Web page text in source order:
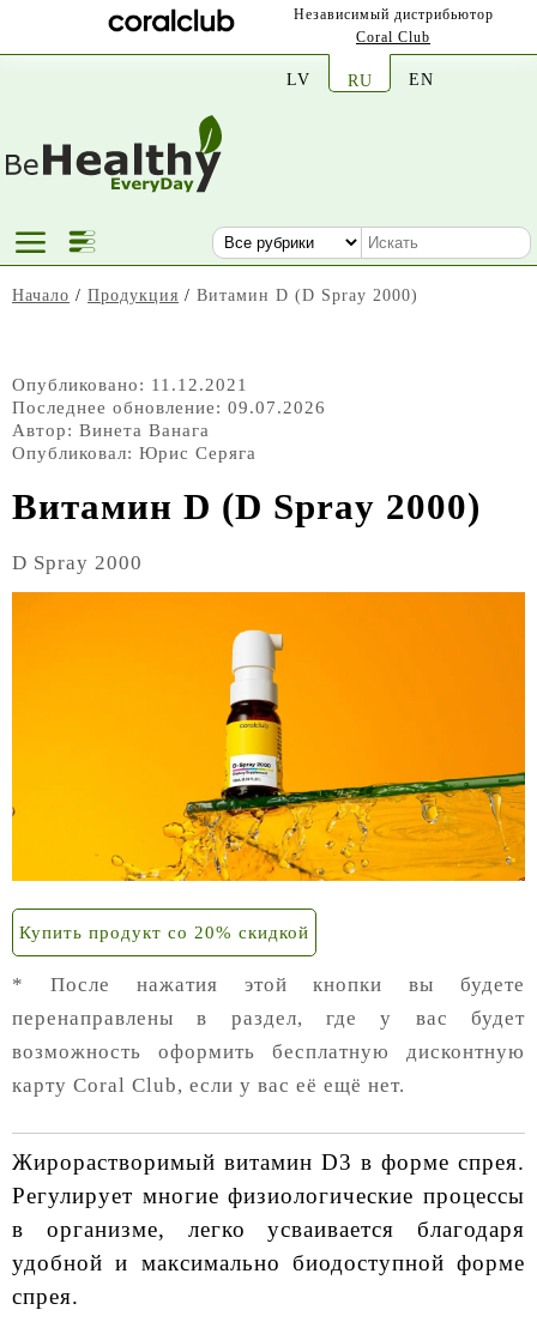
Независимый дистрибьютор
Coral Club
LV RU EN
Начало / Продукция / Витамин D (D Spray 2000)
Опубликовано: 11.12.2021
Последнее обновление: 09.07.2026
Автор: Винета Ванага
Опубликовал: Юрис Серяга
Витамин D (D Spray 2000)
D Spray 2000
Купить продукт со 20% скидкой
* После нажатия этой кнопки вы будете
перенаправлены в раздел, где у вас будет
возможность оформить бесплатную дисконтную
карту Coral Club, если у вас её ещё нет.
Жирорастворимый витамин D3 в форме спрея.
Регулирует многие физиологические процессы
в организме, легко усваивается благодаря
удобной и максимально биодоступной форме
спрея.